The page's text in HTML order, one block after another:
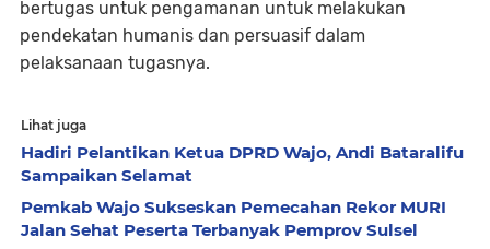
bertugas untuk pengamanan untuk melakukan
pendekatan humanis dan persuasif dalam
pelaksanaan tugasnya.
Lihat juga
Hadiri Pelantikan Ketua DPRD Wajo, Andi Bataralifu
Sampaikan Selamat
Pemkab Wajo Sukseskan Pemecahan Rekor MURI
Jalan Sehat Peserta Terbanyak Pemprov Sulsel